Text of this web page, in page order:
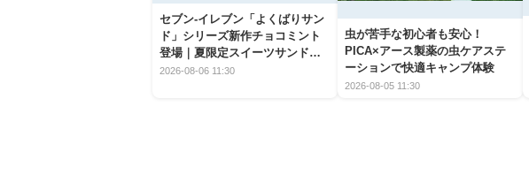
セブン‐イレブン「よくばりサン
ド」シリーズ新作チョコミント
登場｜夏限定スイーツサンドの
爽快な魅力
2026-08-06 11:30
虫が苦手な初心者も安心！
PICA×アース製薬の虫ケアステ
ーションで快適キャンプ体験
2026-08-05 11:30